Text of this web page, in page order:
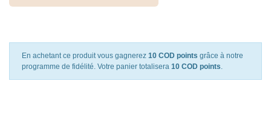
En achetant ce produit vous gagnerez 10 COD points grâce à notre
programme de fidélité. Votre panier totalisera 10 COD points.